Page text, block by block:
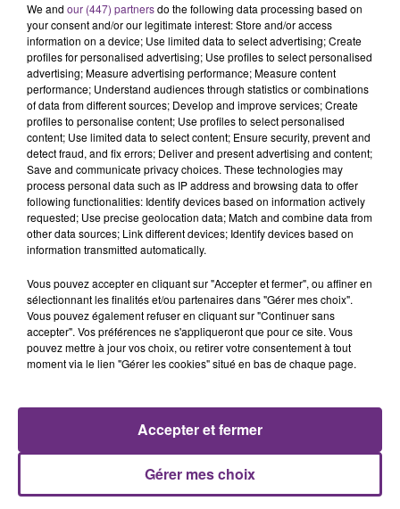
0h40
0h40
FUGEES
Killing Me Softly (with His
Song)
0h37
0h37
JENNIFER LOPEZ & DAVID GUETTA
Save Me Tonight
J'me Demande
We and our (447) partnersdo the following data processing based on
your consent and/or our legitimate interest: Store and/or access
information on a device; Use limited data to select advertising; Create
profiles for personalised advertising; Use profiles to select personalised
advertising; Measure advertising performance; Measure content
performance; Understand audiences through statistics or combinations
of data from different sources; Develop and improve services; Create
profiles to personalise content; Use profiles to select personalised
content; Use limited data to select content; Ensure security, prevent and
detect fraud, and fix errors; Deliver and present advertising and content;
Save and communicate privacy choices. These technologies may
process personal data such as IP address and browsing data to offer
following functionalities: Identify devices based on information actively
requested; Use precise geolocation data; Match and combine data from
other data sources; Link different devices; Identify devices based on
information transmitted automatically.
Vous pouvez accepter en cliquant sur "Accepter et fermer", ou affiner en
sélectionnant les finalités et/ou partenaires dans "Gérer mes choix".
Vous pouvez également refuser en cliquant sur "Continuer sans
accepter". Vos préférences ne s'appliqueront que pour ce site. Vous
pouvez mettre à jour vos choix, ou retirer votre consentement à tout
moment via le lien "Gérer les cookies" situé en bas de chaque page.
Gérer mes choix
Accepter et fermer